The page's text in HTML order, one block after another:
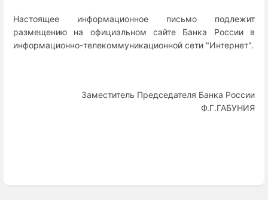
Настоящее информационное письмо подлежит
размещению на официальном сайте Банка России в
информационно-телекоммуникационной сети "Интернет".
Заместитель Председателя Банка России
Ф.Г.ГАБУНИЯ